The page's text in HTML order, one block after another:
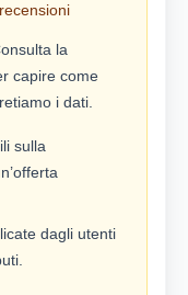
la
capire come
i dati.
sulla
dagli utenti